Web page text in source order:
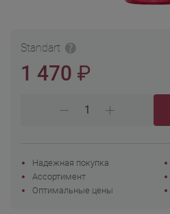
Standart
1 470 ₽
Надежная покупка
Ассортимент
Оптимальные цены